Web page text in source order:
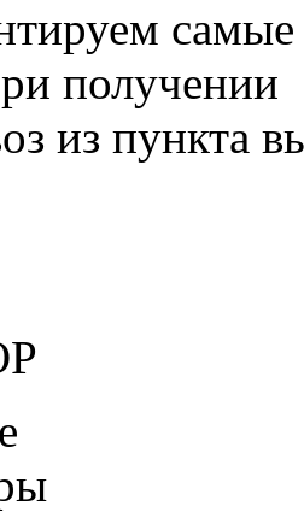
получении
из пункта